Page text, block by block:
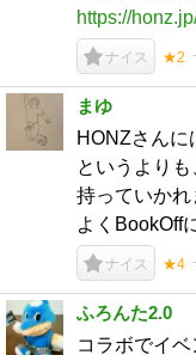
https://
ナイス ★2
まゆ
HONZさんに
というより
持っていか
よくBookOff
ナイス ★4
ふろんた2.0
コラボでイベ